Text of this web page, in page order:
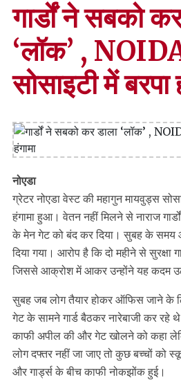
गार्डों ने सबको
‘लॉक’ ,
सोसाइटी में बरपा
नोएडा
ग्रेटर नोएडा वेस्ट की महागुन मायवुड्स
हंगामा हुआ। वेतन नहीं मिलने से नाराज
के मेन गेट को बंद कर दिया। सुबह के समय
दिया गया। आरोप है कि दो महीने से सुरक्षा
जिससे आक्रोश में आकर उन्होंने यह कदम
सुबह जब लोग तैयार होकर ऑफिस जाने के
गेट के सामने गार्ड बैठकर नारेबाजी कर रहे
काफी अपील की और गेट खोलने को कहा
लोग दफ्तर नहीं जा जाए तो कुछ बच्चों को
और गार्ड्स के बीच काफी नोकझोंक हुई।